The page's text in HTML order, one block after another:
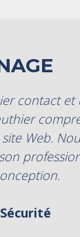
contact et
Web.